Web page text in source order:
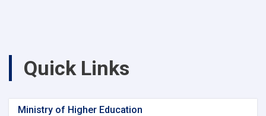
Quick Links
Ministry of Higher Education